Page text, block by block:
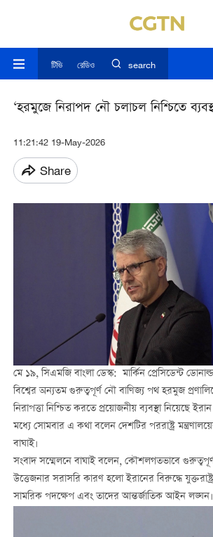
টিভি রেডিও search
‘হরমুজে নিরাপদ নৌ চলাচল নিশ্চিতে
11:21:42 19-May-2026
Share
মে ১৯, সিএমজি বাংলা ডেস্ক: মার্কিন প্রেসিডেন্ট
বিশ্বের অন্যতম গুরুত্বপূর্ণ নৌ বাণিজ্য পথ হরমুজ
নিরাপত্তা নিশ্চিত করতে প্রয়োজনীয় ব্যবস্থা নিয়েছে
মধ্যে সোমবার এ কথা বলেন দেশটির পররাষ্ট্র
বাঘাই।
সংবাদ সম্মেলনে বাঘাই বলেন, কৌশলগতভাবে
উত্তেজনার সরাসরি কারণ হলো ইরানের বিরুদ্ধে
সামরিক পদক্ষেপ এবং তাদের আন্তর্জাতিক আইন লঙ্ঘন।